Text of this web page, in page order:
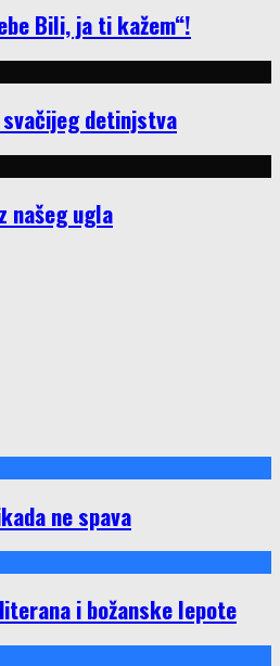
Bili, ja ti kažem“!
detinjstva
našeg ugla
ne spava
i božanske lepote